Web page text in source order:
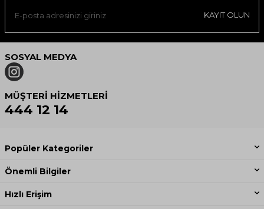
KAYIT OLUN
SOSYAL MEDYA
MÜŞTERI HIZMETLERI
444 12 14
Popüler Kategoriler
Önemli Bilgiler
Hızlı Erişim